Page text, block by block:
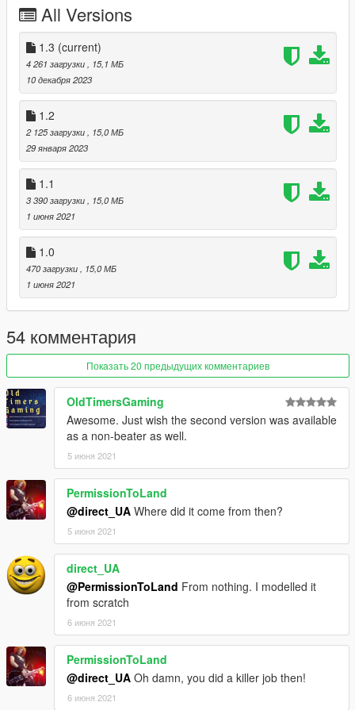
Model names
- accolade
- accolade2
All Versions
1.3 (current)
4 261 загрузки
, 15,1 МБ
10 декабря 2023
1.2
2 125 загрузки
, 15,0 МБ
29 января 2023
1.1
3 390 загрузки
, 15,0 МБ
1 июня 2021
1.0
470 загрузки
, 15,0 МБ
1 июня 2021
54 комментария
Показать 20 предыдущих комментариев
OldTimersGaming
Awesome. Just wish the second version was available
as a non-beater as well.
5 июня 2021
PermissionToLand
@direct_UA Where did it come from then?
5 июня 2021
direct_UA
@PermissionToLand From nothing. I modelled it
from scratch
6 июня 2021
PermissionToLand
@direct_UA Oh damn, you did a killer job then!
6 июня 2021